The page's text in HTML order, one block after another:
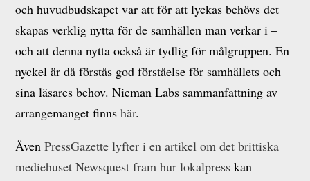
och huvudbudskapet var att för att lyckas behövs det
skapas verklig nytta för de samhällen man verkar i –
och att denna nytta också är tydlig för målgruppen. En
nyckel är då förstås god förståelse för samhällets och
sina läsares behov. Nieman Labs sammanfattning av
arrangemanget finnshär.
ÄvenPressGazette lyfter i en artikel om det brittiska
mediehuset Newsquest fram hur lokalpress kan